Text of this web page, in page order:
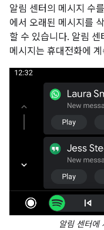
알림 센터의 메시지 수
에서 오래된 메시지를
할 수 있습니다. 알림
메시지는 휴대전화에
알림 센터에